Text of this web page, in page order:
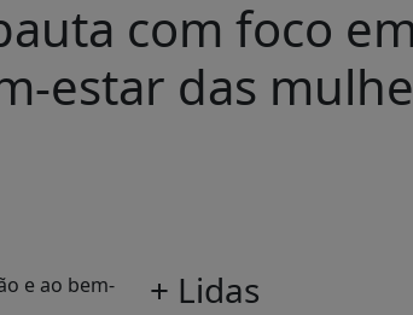
com foco
estar das
+ Lidas